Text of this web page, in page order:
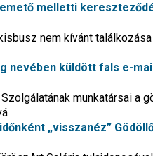
melletti
nem kívánt
nevében küldött fals e-
munkatársai a
„visszanéz”